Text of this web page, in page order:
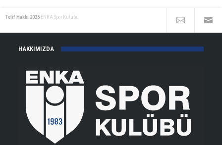
Telif Hakkı 2025 ENKA Spor Kulübü
HAKKIMIZDA